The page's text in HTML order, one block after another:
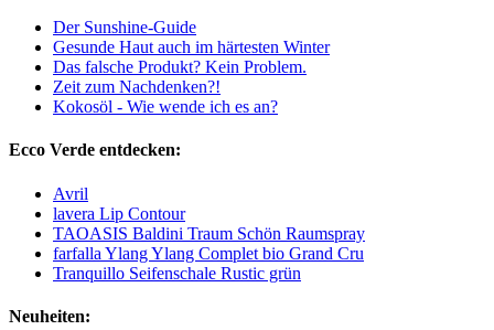
Der Sunshine-Guide
Gesunde Haut auch im härtesten Winter
Das falsche Produkt? Kein Problem.
Zeit zum Nachdenken?!
Kokosöl - Wie wende ich es an?
Ecco Verde entdecken:
Avril
lavera Lip Contour
TAOASIS Baldini Traum Schön Raumspray
farfalla Ylang Ylang Complet bio Grand Cru
Tranquillo Seifenschale Rustic grün
Neuheiten: